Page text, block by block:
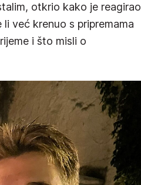
otkrio kako je reagirao
već krenuo s pripremama
i što misli o